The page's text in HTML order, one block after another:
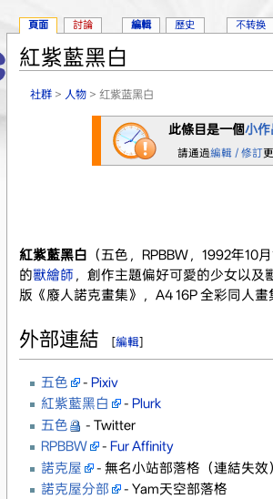
紅紫藍黑白
社群 > 人物 > 红紫蓝黑白
此條目是一個小作
請通過編輯 / 修訂
紅紫藍黑白 （五色，RPBBW，1992年10
的獸繪師，創作主題偏好可愛的少女以及
版《廢人諾克畫集》，A4 16P 全彩同人畫
外部連結 [編輯]
五色 - Pixiv
紅紫藍黑白
- Plurk
五色
- Twitter
RPBBW
- Fur Affinity
諾克屋
- 無名小站部落格（連結失效
諾克屋分部
- Yam天空部落格
頁面 討論 編輯 歷史 不转换